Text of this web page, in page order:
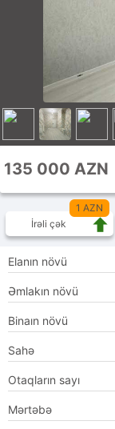
135 000 AZN
1 AZN
İrəli çək
Elanın növü
Əmlakın növü
Binaın növü
Sahə
Otaqların sayı
Mərtəbə